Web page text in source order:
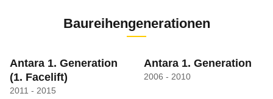
Baureihengenerationen
Antara 1. Generation
(1. Facelift)
2011 - 2015
Antara 1. Generation
2006 - 2010